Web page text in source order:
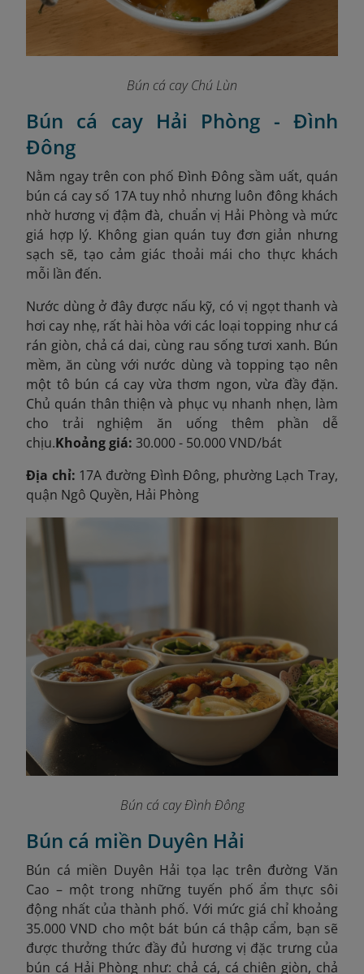
Bún cá cay Chú Lùn
Bún cá cay Hải Phòng - Đình
Đông
Nằm ngay trên con phố Đình Đông sầm uất, quán
bún cá cay số 17A tuy nhỏ nhưng luôn đông khách
nhờ hương vị đậm đà, chuẩn vị Hải Phòng và mức
giá hợp lý. Không gian quán tuy đơn giản nhưng
sạch sẽ, tạo cảm giác thoải mái cho thực khách
mỗi lần đến.
Nước dùng ở đây được nấu kỹ, có vị ngọt thanh và
hơi cay nhẹ, rất hài hòa với các loại topping như cá
rán giòn, chả cá dai, cùng rau sống tươi xanh. Bún
mềm, ăn cùng với nước dùng và topping tạo nên
một tô bún cá cay vừa thơm ngon, vừa đầy đặn.
Chủ quán thân thiện và phục vụ nhanh nhẹn, làm
cho trải nghiệm ăn uống thêm phần dễ
chịu.Khoảng giá: 30.000 - 50.000 VND/bát
Địa chỉ: 17A đường Đình Đông, phường Lạch Tray,
quận Ngô Quyền, Hải Phòng
Bún cá cay Đình Đông
Bún cá miền Duyên Hải
Bún cá miền Duyên Hải tọa lạc trên đường Văn
Cao – một trong những tuyến phố ẩm thực sôi
động nhất của thành phố. Với mức giá chỉ khoảng
35.000 VND cho một bát bún cá thập cẩm, bạn sẽ
được thưởng thức đầy đủ hương vị đặc trưng của
bún cá Hải Phòng như: chả cá, cá chiên giòn, chả